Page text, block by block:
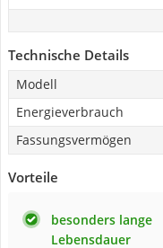
Technische Details
Modell
Energieverbrauch
Fassungsvermögen
Vorteile
besonders lange
Lebensdauer